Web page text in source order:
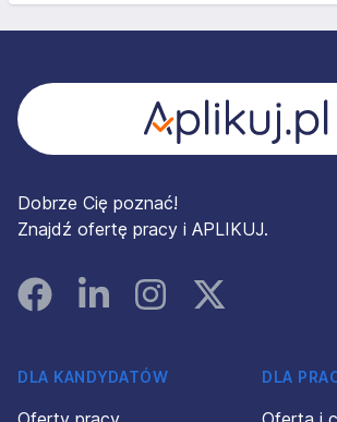
Dobrze Cię poznać!
Znajdź ofertę pracy i APLIKUJ.
FacebookLinked InInstagramInstagram
DLA KANDYDATÓW DLA